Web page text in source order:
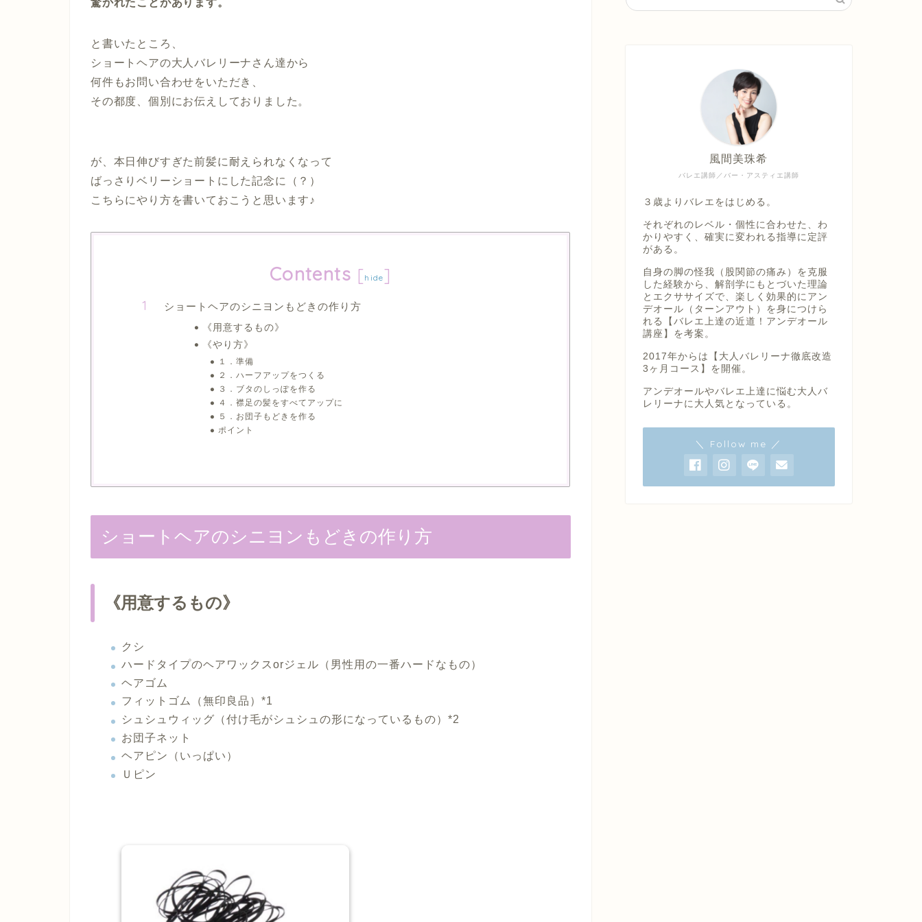
と書いたところ、
ショートヘアの大人バレリーナさん達から
何件もお問い合わせをいただき、
その都度、個別にお伝えしておりました。
が、本日伸びすぎた前髪に耐えられなくなって
ばっさりベリーショートにした記念に（？）
こちらにやり方を書いておこうと思います♪
Contents [ hide]
ショートヘアのシニヨンもどきの作り方
《用意するもの》
《やり方》
１．準備
２．ハーフアップをつくる
３．ブタのしっぽを作る
４．襟足の髪をすべてアップに
５．お団子もどきを作る
ポイント
ショートヘアのシニヨンもどきの作り方
《用意するもの》
クシ
ハードタイプのヘアワックスorジェル（男性用の一番ハードなもの）
ヘアゴム
フィットゴム（無印良品）*1
シュシュウィッグ（付け毛がシュシュの形になっているもの）*2
お団子ネット
ヘアピン（いっぱい）
Ｕピン
バレエ講師／バー・アスティエ講師
風間美珠希
３歳よりバレエをはじめる。
それぞれのレベル・個性に合わせた、わ
かりやすく、確実に変われる指導に定評
がある。
自身の脚の怪我（股関節の痛み）を克服
した経験から、解剖学にもとづいた理論
とエクササイズで、楽しく効果的にアン
デオール（ターンアウト）を身につけら
れる【バレエ上達の近道！アンデオール
講座】を考案。
2017年からは【大人バレリーナ徹底改造
3ヶ月コース】を開催。
アンデオールやバレエ上達に悩む大人バ
レリーナに大人気となっている。
＼ Follow me ／